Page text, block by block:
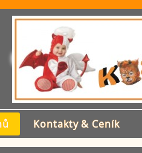
Kontakty & Ceník